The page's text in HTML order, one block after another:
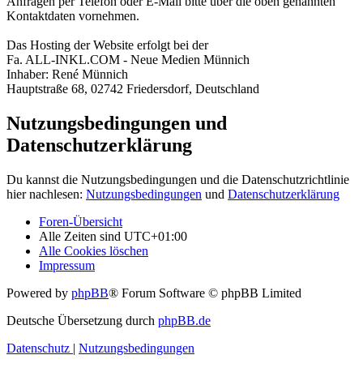
Kontaktdaten vornehmen.
Das Hosting der Website erfolgt bei der
Fa. ALL-INKL.COM - Neue Medien Münnich
Inhaber: René Münnich
Hauptstraße 68, 02742 Friedersdorf, Deutschland
Nutzungsbedingungen und
Datenschutzerklärung
Du kannst die Nutzungsbedingungen und die Datenschutzrichtlinie
hier nachlesen: Nutzungsbedingungen und Datenschutzerklärung
Foren-Übersicht
Alle Zeiten sind UTC+01:00
Alle Cookies löschen
Impressum
Powered by phpBB® Forum Software © phpBB Limited
Deutsche Übersetzung durch phpBB.de
Datenschutz | Nutzungsbedingungen